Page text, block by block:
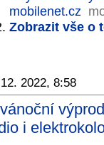
mobilenet.cz
Zobrazit vše o
2022, 8:58
i